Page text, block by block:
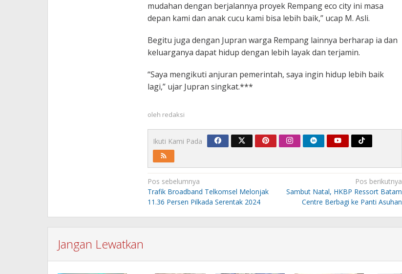
mudahan dengan berjalannya proyek Rempang eco city ini masa
depan kami dan anak cucu kami bisa lebih baik,” ucap M. Asli.
Begitu juga dengan Jupran warga Rempang lainnya berharap ia dan
keluarganya dapat hidup dengan lebih layak dan terjamin.
“Saya mengikuti anjuran pemerintah, saya ingin hidup lebih baik
lagi,” ujar Jupran singkat.***
oleh redaksi
Ikuti Kami Pada
Navigasi
pos
Pos sebelumnya
Trafik Broadband Telkomsel Melonjak
11.36 Persen Pilkada Serentak 2024
Pos berikutnya
Sambut Natal, HKBP Ressort Batam
Centre Berbagi ke Panti Asuhan
Jangan Lewatkan